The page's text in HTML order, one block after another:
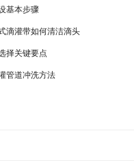
基本步骤
滴灌带如何清洁滴头
择关键要点
管道冲洗方法